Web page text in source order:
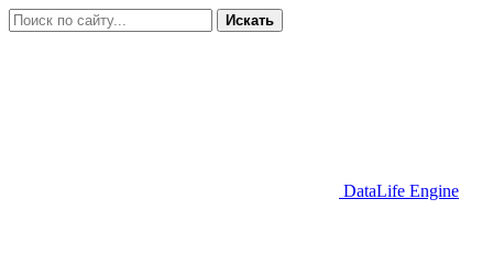
Искать
DataLife Engine